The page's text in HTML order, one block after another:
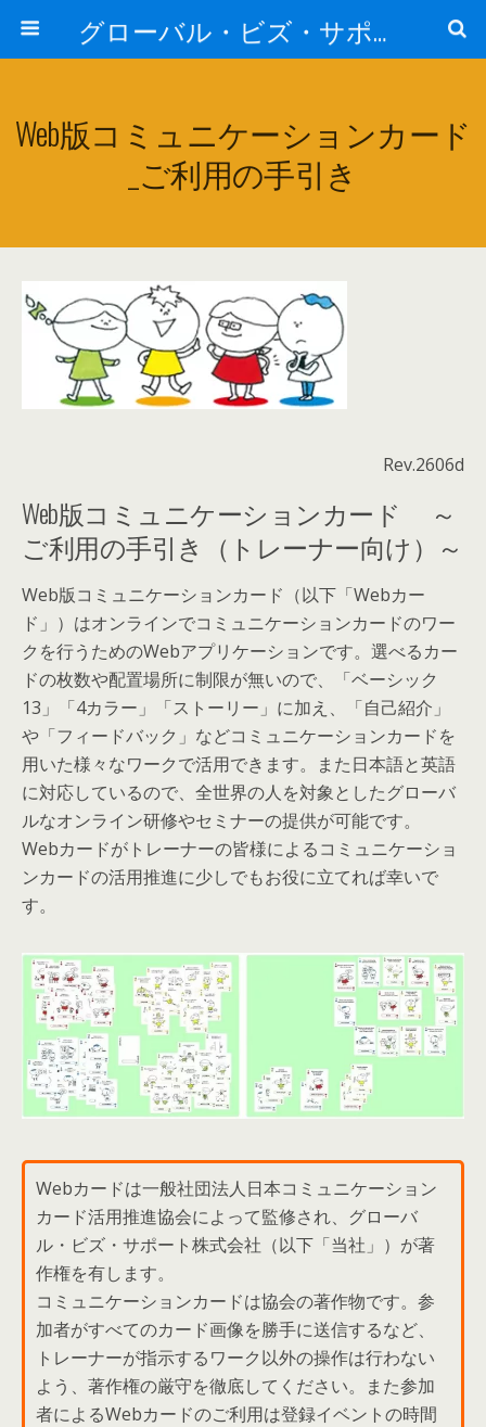
グローバル・ビズ・サポート株式会社
Web版コミュニケーションカード
_ご利用の手引き
Rev.2606d
Web版コミュニケーションカード ～
ご利用の手引き（トレーナー向け）～
Web版コミュニケーションカード（以下「Webカー
ド」）はオンラインでコミュニケーションカードのワー
クを行うためのWebアプリケーションです。選べるカー
ドの枚数や配置場所に制限が無いので、「ベーシック
13」「4カラー」「ストーリー」に加え、「自己紹介」
や「フィードバック」などコミュニケーションカードを
用いた様々なワークで活用できます。また日本語と英語
に対応しているので、全世界の人を対象としたグローバ
ルなオンライン研修やセミナーの提供が可能です。
Webカードがトレーナーの皆様によるコミュニケーショ
ンカードの活用推進に少しでもお役に立てれば幸いで
す。
Webカードは一般社団法人日本コミュニケーション
カード活用推進協会によって監修され、グローバ
ル・ビズ・サポート株式会社（以下「当社」）が著
作権を有します。
コミュニケーションカードは協会の著作物です。参
加者がすべてのカード画像を勝手に送信するなど、
トレーナーが指示するワーク以外の操作は行わない
よう、著作権の厳守を徹底してください。また参加
者によるWebカードのご利用は登録イベントの時間